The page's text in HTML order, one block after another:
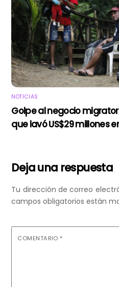
NOTICIAS
Golpe al negocio
que lavó US$29 millones
Deja una respuesta
Tu dirección de correo
campos obligatorios están
COMENTARIO *